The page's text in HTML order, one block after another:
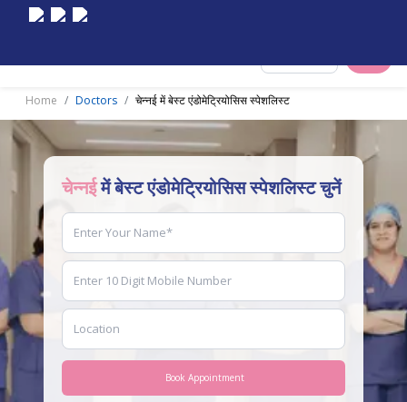
Home Doctors चेन्नई में बेस्ट एंडोमेट्रियोसिस स्पेशलिस्ट
चेन्नईमें बेस्ट एंडोमेट्रियोसिस स्पेशलिस्ट चुनें
Book Appointment